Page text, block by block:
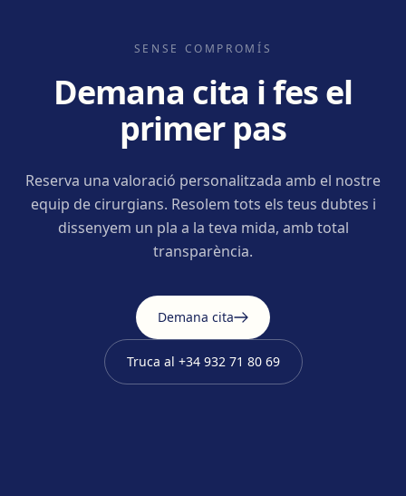
SENSE COMPROMÍS
Demana cita i fes el
primer pas
Reserva una valoració personalitzada amb el nostre
equip de cirurgians. Resolem tots els teus dubtes i
dissenyem un pla a la teva mida, amb total
transparència.
Demana cita
Truca al +34 932 71 80 69